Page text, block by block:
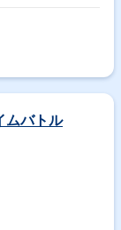
紹介をさせて頂き
ムバトル